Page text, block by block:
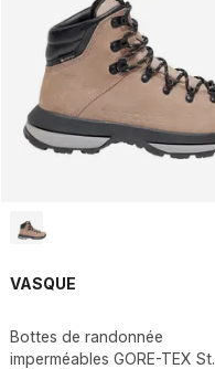
VASQUE
Bottes de randonnée
imperméables GORE-TEX St.